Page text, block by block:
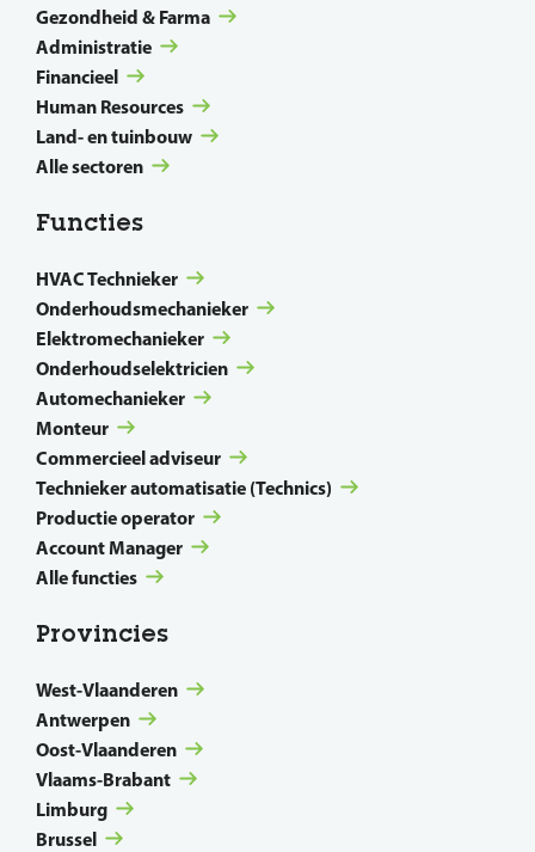
Gezondheid & Farma
Administratie
Financieel
Human Resources
Land- en tuinbouw
Alle sectoren
Functies
HVAC Technieker
Onderhoudsmechanieker
Elektromechanieker
Onderhoudselektricien
Automechanieker
Monteur
Commercieel adviseur
Technieker automatisatie (Technics)
Productie operator
Account Manager
Alle functies
Provincies
West-Vlaanderen
Antwerpen
Oost-Vlaanderen
Vlaams-Brabant
Limburg
Brussel